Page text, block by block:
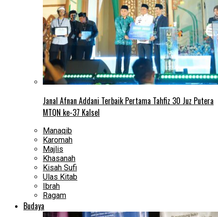
Janal Afnan Addani Terbaik Pertama Tahfiz 30 Juz Putera
MTQN ke-37 Kalsel
Manaqib
Karomah
Majlis
Khasanah
Kisah Sufi
Ulas Kitab
Ibrah
Ragam
Budaya